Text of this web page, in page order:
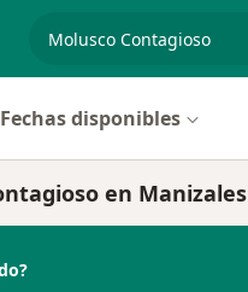
Fechas disponibles
en Manizales